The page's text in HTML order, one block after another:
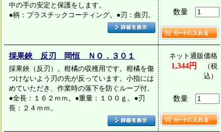
中の手の安定と保護をします。
●柄：プラスチックコーティング。●刃：曲刃。
数量
採果鋏 反刃 岡恒 ＮＯ．３０１
採果鋏（反刃）。柑橘の収穫用です。柑橘を傷
つけないよう刃の先が反っています。小指には
めていただき、作業時の落下を防ぐループ付。
●全長：１６２ｍｍ。●重量：１００ｇ。●刃
長：２４ｍｍ。
ネット通販価格
1,344円
（税
込）
数量